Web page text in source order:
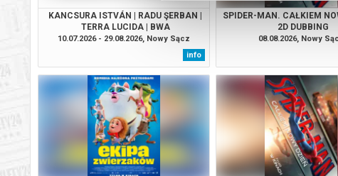
KANCSURA ISTVÁN | RADU ŞERBAN |
TERRA LUCIDA | BWA
10.07.2026 - 29.08.2026, Nowy Sącz
info
SPIDER-MAN. CAŁKIEM
2D DUBBING
08.08.2026, Nowy